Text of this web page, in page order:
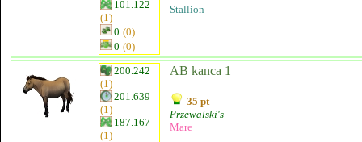
101.122
(1)
0 (0)
0 (0)
Stallion
200.242
(1)
201.639
(1)
187.167
(1)
AB kanca 1
35 pt
Przewalski's
Mare